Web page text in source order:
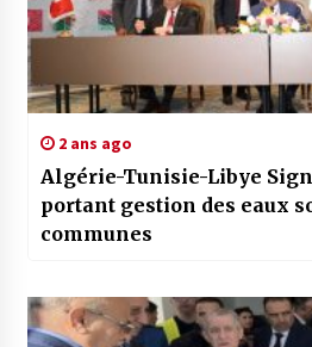
2 ans ago
Algérie-Tunisie-Libye Signature d’un accord
portant gestion des eaux
communes